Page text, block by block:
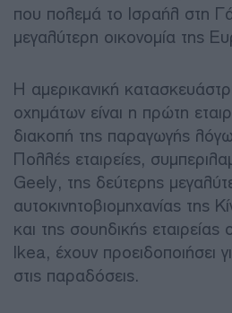
που πολεμά το Ισραήλ στη
μεγαλύτερη οικονομία της
Η αμερικανική
οχημάτων είναι η πρώτη
διακοπή της παραγωγής
Πολλές εταιρείες,
Geely, της δεύτερης
αυτοκινητοβιομηχανίας της
και της σουηδικής εταιρείας
Ikea, έχουν προειδοποιήσει
στις παραδόσεις.